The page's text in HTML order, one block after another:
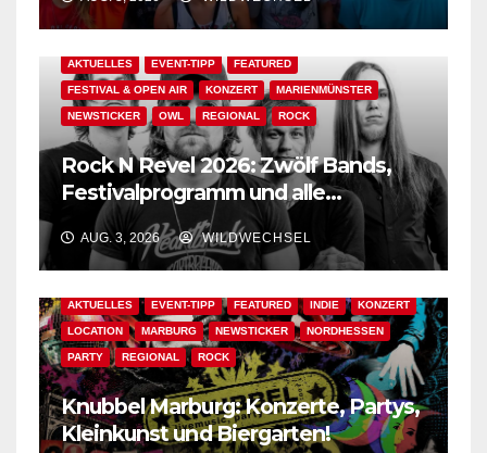
AKTUELLES EVENT-TIPP FEATURED
FESTIVAL & OPEN AIR KONZERT MARIENMÜNSTER
NEWSTICKER OWL REGIONAL ROCK
Rock N Revel 2026: Zwölf Bands,
Festivalprogramm und alle
wichtigen Informationen!
AUG. 3, 2026 WILDWECHSEL
AKTUELLES EVENT-TIPP FEATURED INDIE KONZERT
LOCATION MARBURG NEWSTICKER NORDHESSEN
PARTY REGIONAL ROCK
Knubbel Marburg: Konzerte, Partys,
Kleinkunst und Biergarten!